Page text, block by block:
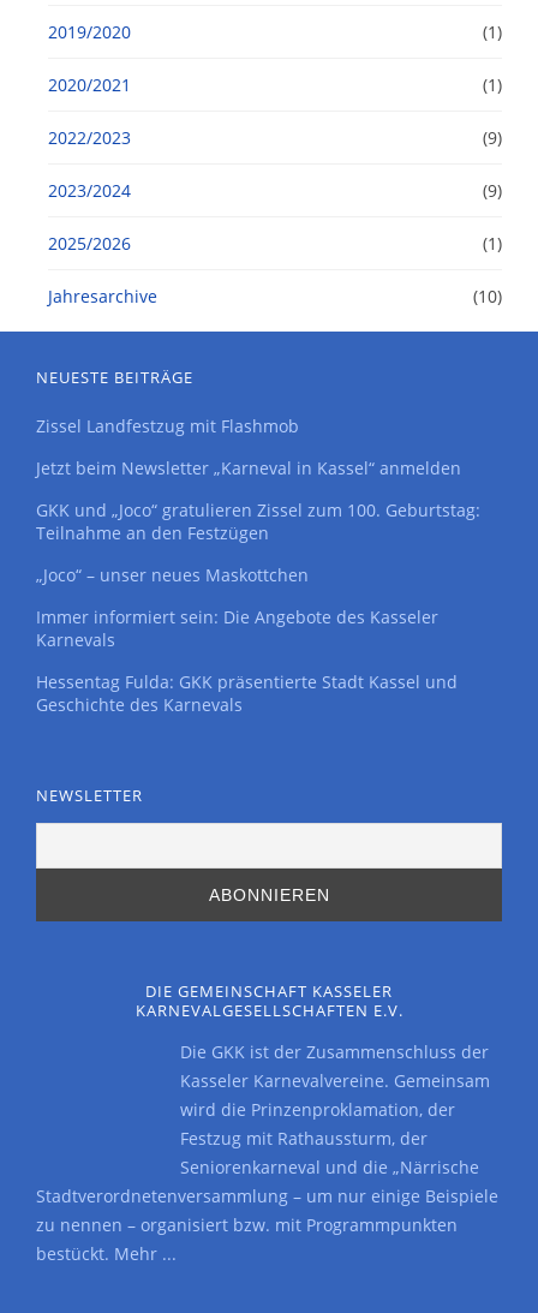
2019/2020 (1)
2020/2021 (1)
2022/2023 (9)
2023/2024 (9)
2025/2026 (1)
Jahresarchive (10)
NEUESTE BEITRÄGE
Zissel Landfestzug mit Flashmob
Jetzt beim Newsletter „Karneval in Kassel“ anmelden
GKK und „Joco“ gratulieren Zissel zum 100. Geburtstag:
Teilnahme an den Festzügen
„Joco“ – unser neues Maskottchen
Immer informiert sein: Die Angebote des Kasseler
Karnevals
Hessentag Fulda: GKK präsentierte Stadt Kassel und
Geschichte des Karnevals
NEWSLETTER
DIE GEMEINSCHAFT KASSELER
KARNEVALGESELLSCHAFTEN E.V.
Die GKK ist der Zusammenschluss der
Kasseler Karnevalvereine. Gemeinsam
wird die Prinzenproklamation, der
Festzug mit Rathaussturm, der
Seniorenkarneval und die „Närrische
Stadtverordnetenversammlung – um nur einige Beispiele
zu nennen – organisiert bzw. mit Programmpunkten
bestückt. Mehr ...